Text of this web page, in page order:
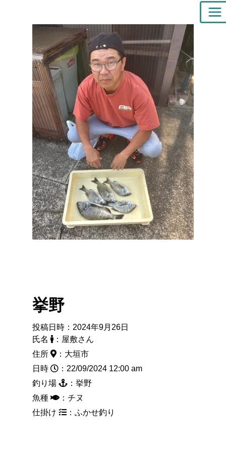
挙野
投稿日時：2024年9月26日
氏名
：屋敷さん
住所
：大垣市
日時
：22/09/2024 12:00 am
釣り場
：挙野
魚種
：チヌ
仕掛け
：ふかせ釣り